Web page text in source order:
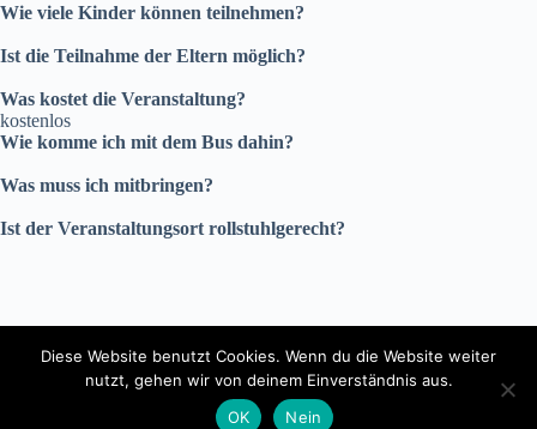
Wie viele Kinder können teilnehmen?
Ist die Teilnahme der Eltern möglich?
Was kostet die Veranstaltung?
kostenlos
Wie komme ich mit dem Bus dahin?
Was muss ich mitbringen?
Ist der Veranstaltungsort rollstuhlgerecht?
Copyright © 2026 - Lokale Agenda 21 Trier e.V.
Diese Website benutzt Cookies. Wenn du die Website weiter
nutzt, gehen wir von deinem Einverständnis aus.
OK
Nein